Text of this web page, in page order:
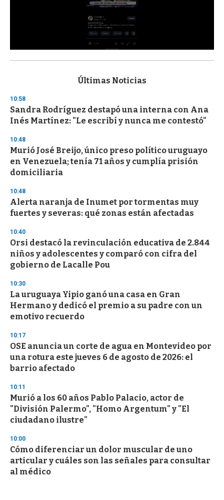
s
d
s
o
f
3
s
c
o
d
s
Últimas Noticias
10:58
Sandra Rodríguez destapó una interna con Ana
Inés Martínez: "Le escribí y nunca me contestó"
10:48
Murió José Breijo, único preso político uruguayo
en Venezuela; tenía 71 años y cumplía prisión
domiciliaria
10:48
Alerta naranja de Inumet por tormentas muy
fuertes y severas: qué zonas están afectadas
10:40
Orsi destacó la revinculación educativa de 2.844
niños y adolescentes y comparó con cifra del
gobierno de Lacalle Pou
10:30
La uruguaya Yipio ganó una casa en Gran
Hermano y dedicó el premio a su padre con un
emotivo recuerdo
10:17
OSE anuncia un corte de agua en Montevideo por
una rotura este jueves 6 de agosto de 2026: el
barrio afectado
10:11
Murió a los 60 años Pablo Palacio, actor de
"División Palermo", "Homo Argentum" y "El
ciudadano ilustre"
10:00
Cómo diferenciar un dolor muscular de uno
articular y cuáles son las señales para consultar
al médico